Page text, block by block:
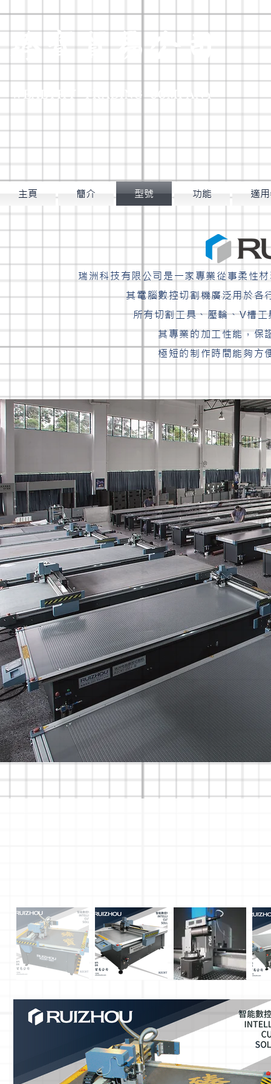
臻寶貿易公
WEALTHY TRADING COM PANY
主頁 簡介 型號 功能 適
瑞洲科技有限公司是一家專業從事柔性
其電腦數控切割機廣泛用於各
所有切割工具、壓輪、V槽
其專業的加工性能，保
極短的制作時間能夠方